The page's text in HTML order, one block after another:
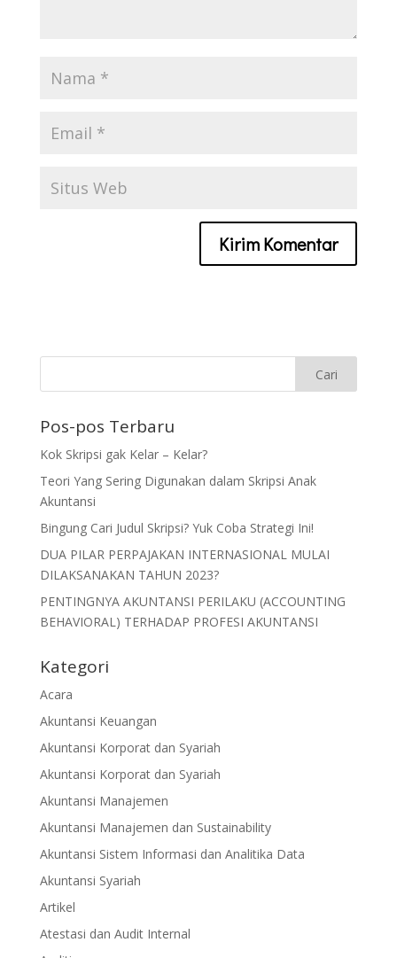
Pos-pos Terbaru
Kok Skripsi gak Kelar – Kelar?
Teori Yang Sering Digunakan dalam Skripsi Anak
Akuntansi
Bingung Cari Judul Skripsi? Yuk Coba Strategi Ini!
DUA PILAR PERPAJAKAN INTERNASIONAL MULAI
DILAKSANAKAN TAHUN 2023?
PENTINGNYA AKUNTANSI PERILAKU (ACCOUNTING
BEHAVIORAL) TERHADAP PROFESI AKUNTANSI
Kategori
Acara
Akuntansi Keuangan
Akuntansi Korporat dan Syariah
Akuntansi Korporat dan Syariah
Akuntansi Manajemen
Akuntansi Manajemen dan Sustainability
Akuntansi Sistem Informasi dan Analitika Data
Akuntansi Syariah
Artikel
Atestasi dan Audit Internal